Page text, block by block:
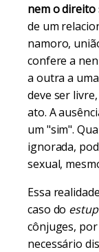
nem o
de um
namoro,
confere a
a outra a
deve ser
ato. A
um "sim".
ignorada,
sexual,
Essa
caso do
cônjuges,
necessário